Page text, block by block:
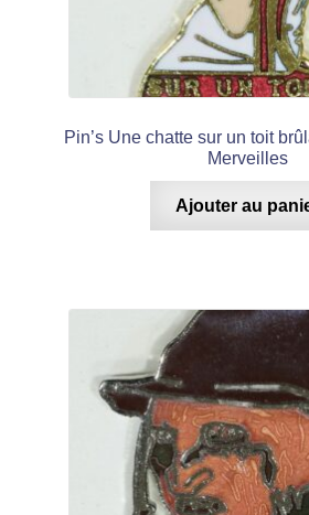
Pin’s Une chatte sur un toit
Merveilles
Ajouter au